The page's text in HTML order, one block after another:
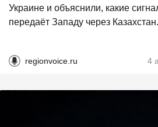
Украине и объяснили, какие
передаёт Западу через
regionvoice.ru 4